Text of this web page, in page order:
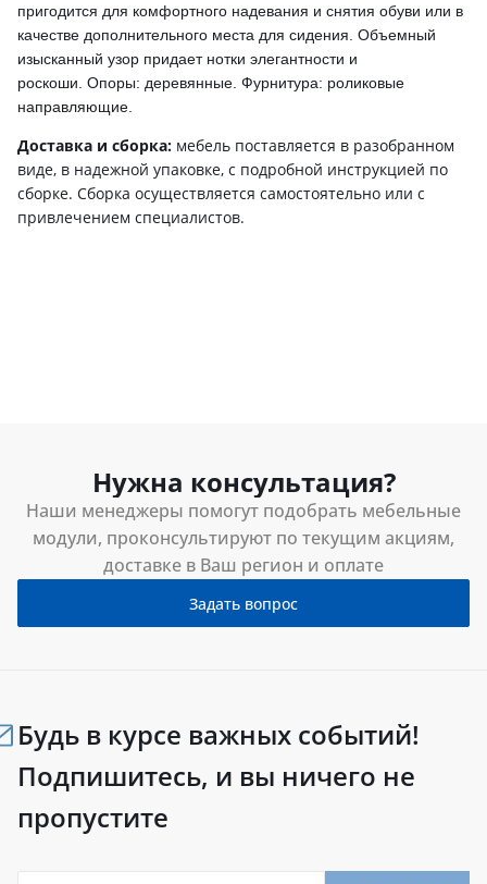
пригодится для комфортного надевания и снятия обуви или в
качестве дополнительного места для сидения. Объемный
изысканный узор придает нотки элегантности и
роскоши. Опоры: деревянные. Фурнитура: роликовые
направляющие.
Доставка и сборка: мебель поставляется в разобранном
виде, в надежной упаковке, с подробной инструкцией по
сборке. Сборка осуществляется самостоятельно или с
привлечением специалистов.
Нужна консультация?
Наши менеджеры помогут подобрать мебельные
модули, проконсультируют по текущим акциям,
доставке в Ваш регион и оплате
Задать вопрос
Будь в курсе важных событий!
Подпишитесь, и вы ничего не
пропустите